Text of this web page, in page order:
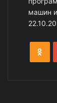
машин